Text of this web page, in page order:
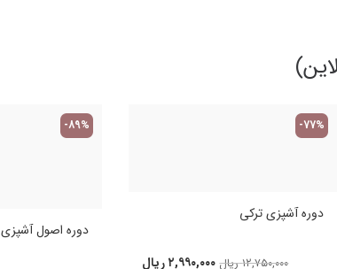
-77%
دوره آشپزی ترکی
۱۲,۷۵۰,۰۰۰ ریال ۲,۹۹۰,۰۰۰ ریال
-89%
دوره اصول